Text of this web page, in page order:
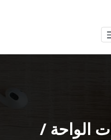
الواحة /